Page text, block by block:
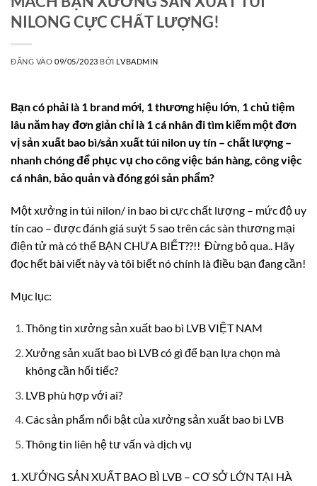
NILONG CỰC CHẤT LƯỢNG!
ĐĂNG VÀO09/05/2023 BỞI LVBADMIN
Bạn có phải là 1 brand mới, 1 thương hiệu lớn, 1 chủ tiệm
lâu năm hay đơn giản chỉ là 1 cá nhân đi tìm kiếm một đơn
vị sản xuất bao bì/sản xuất túi nilon uy tín – chất lượng –
nhanh chóng để phục vụ cho công việc bán hàng, công việc
cá nhân, bảo quản và đóng gói sản phẩm?
Một xưởng in túi nilon/ in bao bì cực chất lượng – mức độ uy
tín cao – được đánh giá suýt 5 sao trên các sàn thương mại
điện tử mà có thể BẠN CHƯA BIẾT??!! Đừng bỏ qua.. Hãy
đọc hết bài viết này và tôi biết nó chính là điều bạn đang cần!
Mục lục:
Thông tin xưởng sản xuất bao bì LVB VIỆT NAM
Xưởng sản xuất bao bì LVB có gì để bạn lựa chọn mà
không cần hối tiếc?
LVB phù hợp với ai?
Các sản phẩm nổi bật của xưởng sản xuất bao bì LVB
Thông tin liên hệ tư vấn và dịch vụ
1. XƯỞNG SẢN XUẤT BAO BÌ LVB – CƠ SỞ LỚN TẠI HÀ